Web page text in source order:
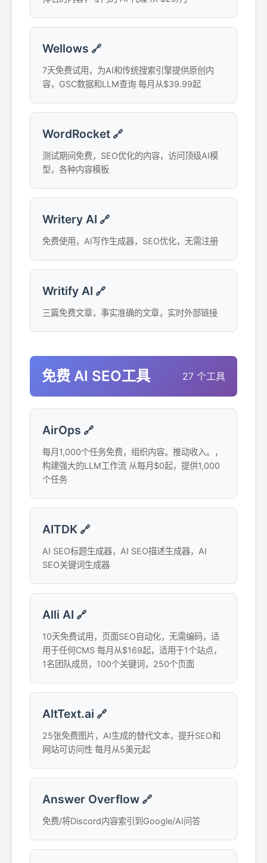
Wellows 🔗
7天免费试用，为AI和传统搜索引擎提供原创内
容，GSC数据和LLM查询 每月从$39.99起
WordRocket 🔗
测试期间免费，SEO优化的内容，访问顶级AI模
型，各种内容模板
Writery AI 🔗
免费使用，AI写作生成器，SEO优化，无需注册
Writify AI 🔗
三篇免费文章，事实准确的文章，实时外部链接
免费 AI SEO工具 27 个工具
AirOps 🔗
每月1,000个任务免费，组织内容。推动收入。，
构建强大的LLM工作流 从每月$0起，提供1,000
个任务
AITDK 🔗
AI SEO标题生成器，AI SEO描述生成器，AI
SEO关键词生成器
Alli AI 🔗
10天免费试用，页面SEO自动化，无需编码，适
用于任何CMS 每月从$169起，适用于1个站点，
1名团队成员，100个关键词，250个页面
AltText.ai 🔗
25张免费图片，AI生成的替代文本，提升SEO和
网站可访问性 每月从5美元起
Answer Overflow 🔗
免费/将Discord内容索引到Google/AI问答